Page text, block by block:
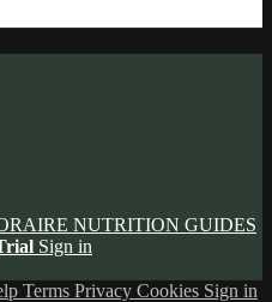
NUTRITION GUIDES
Sign in
Terms Privacy Cookies Sign in